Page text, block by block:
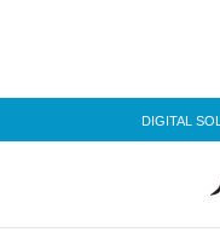
DIGITAL